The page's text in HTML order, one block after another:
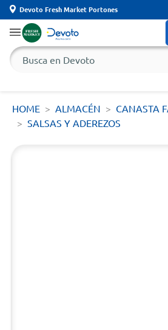
Devoto Fresh Market Portones
HOME ALMACÉN
CANASTA
SALSAS Y ADEREZOS